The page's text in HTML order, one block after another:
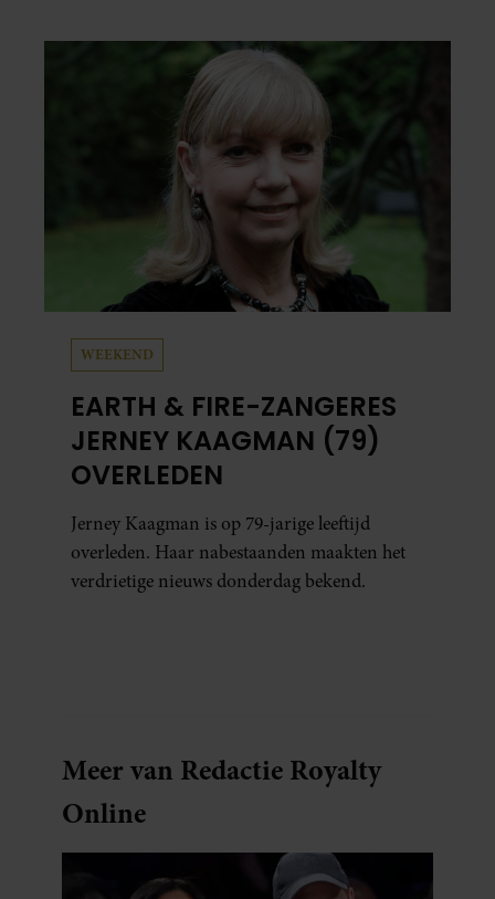
vaker schaamt zodra ze samen onder de
WEEKEND
EARTH & FIRE-ZANGERES
JERNEY KAAGMAN (79)
OVERLEDEN
Jerney Kaagman is op 79-jarige leeftijd
overleden. Haar nabestaanden maakten het
verdrietige nieuws donderdag bekend.
Meer van Redactie Royalty
Online